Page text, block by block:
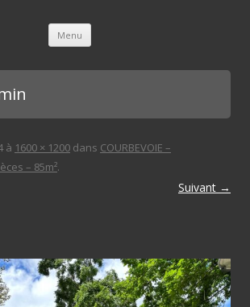
Menu Aller au contenu principal
à 1600 × 1200 dans COURBEVOIE –
– 85m².
Suivant →